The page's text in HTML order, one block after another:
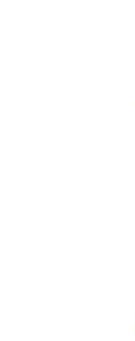
Recevez des
Accédez en
coulisses de